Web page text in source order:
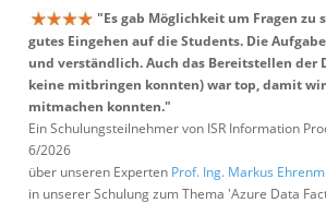
"Es gab Möglichkeit um Fragen zu
gutes Eingehen auf die Students. Die
und verständlich. Auch das Bereitstellen der
keine mitbringen konnten) war top, damit
mitmachen konnten."
Ein Schulungsteilnehmer von ISR Information
6/2026
über unseren Experten Prof. Ing. Markus
in unserer Schulung zum Thema 'Azure Data